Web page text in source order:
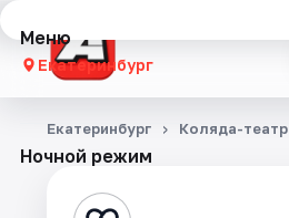
Меню
Екатеринбург
Концерты
Ночной режим
Екатеринбург Коляда-театр